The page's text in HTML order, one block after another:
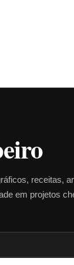
receitas,
em projetos